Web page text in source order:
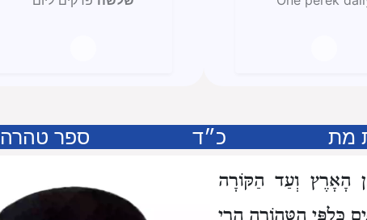
מת כ״ד ספר טהרה
הָאָרֶץ וְעַד הַקּוֹרָה